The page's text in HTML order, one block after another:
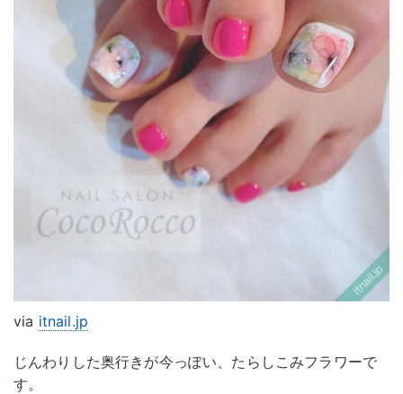
via itnail.jp
じんわりした奥行きが今っぽい、たらしこみフラワーで
す。